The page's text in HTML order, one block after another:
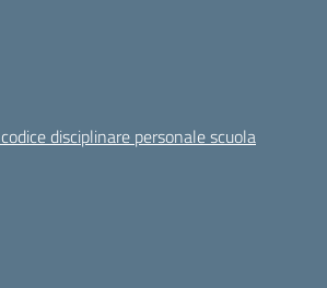
disciplinare personale scuola